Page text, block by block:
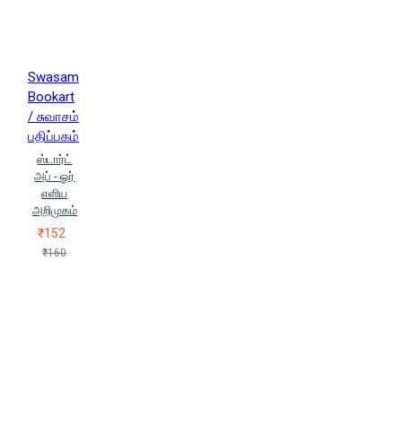
Swasam
Bookart
/ சுவாசம்
பதிப்பகம்
ஸ்டார்ட்
அப் - ஓர்
எளிய
அறிமுகம்
₹152
₹160